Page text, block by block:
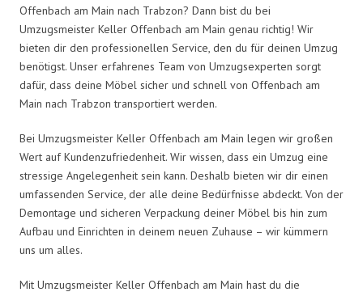
Offenbach am Main nach Trabzon? Dann bist du bei
Umzugsmeister Keller Offenbach am Main genau richtig! Wir
bieten dir den professionellen Service, den du für deinen Umzug
benötigst. Unser erfahrenes Team von Umzugsexperten sorgt
dafür, dass deine Möbel sicher und schnell von Offenbach am
Main nach Trabzon transportiert werden.
Bei Umzugsmeister Keller Offenbach am Main legen wir großen
Wert auf Kundenzufriedenheit. Wir wissen, dass ein Umzug eine
stressige Angelegenheit sein kann. Deshalb bieten wir dir einen
umfassenden Service, der alle deine Bedürfnisse abdeckt. Von der
Demontage und sicheren Verpackung deiner Möbel bis hin zum
Aufbau und Einrichten in deinem neuen Zuhause – wir kümmern
uns um alles.
Mit Umzugsmeister Keller Offenbach am Main hast du die